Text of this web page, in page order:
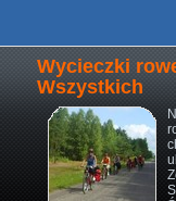
Wycieczki
Wszystkich